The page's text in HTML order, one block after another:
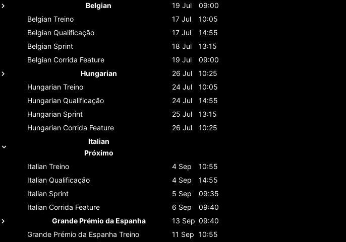
Belgian
19 Jul
09:00
Belgian Treino 17 Jul
10:05
Belgian Qualificação 17 Jul
14:55
Belgian Sprint 18 Jul
13:15
Belgian Corrida Feature 19 Jul
09:00
Hungarian
26 Jul
10:25
Hungarian Treino 24 Jul
10:05
Hungarian Qualificação 24 Jul
14:55
Hungarian Sprint 25 Jul
13:15
Hungarian Corrida Feature 26 Jul
10:25
Italian
Próximo
Italian Treino 4 Sep
10:55
Italian Qualificação 4 Sep
14:55
Italian Sprint 5 Sep
09:35
Italian Corrida Feature 6 Sep
09:40
Grande Prémio da Espanha
13 Sep 09:40
Grande Prémio da Espanha Treino 11 Sep 10:55